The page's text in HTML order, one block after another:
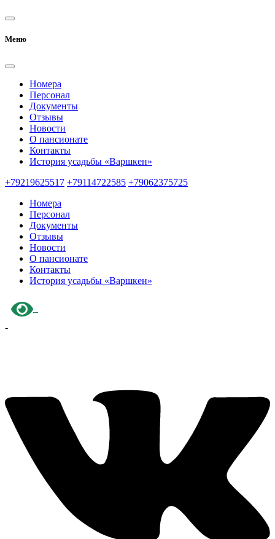
Меню
Номера
Персонал
Документы
Отзывы
Новости
О пансионате
Контакты
История усадьбы «Варшкен»
+79219625517 +79114722585 +79062375725
Номера
Персонал
Документы
Отзывы
Новости
О пансионате
Контакты
История усадьбы «Варшкен»
-